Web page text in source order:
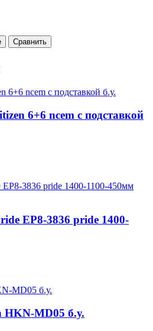
Сравнить
6+6 ncem c подставкой
EP8-3836 pride 1400-
MD05 б.у.